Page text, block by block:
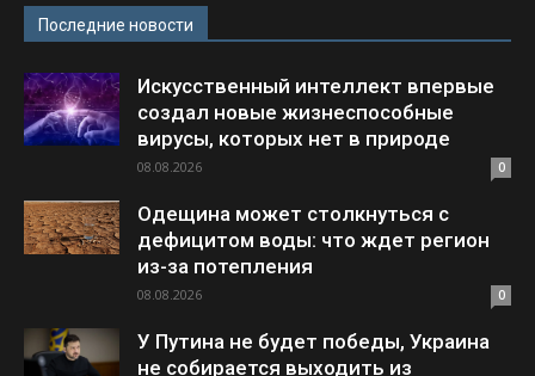
Последние новости
Искусственный интеллект впервые
создал новые жизнеспособные
вирусы, которых нет в природе
08.08.2026 0
Одещина может столкнуться с
дефицитом воды: что ждет регион
из-за потепления
08.08.2026 0
У Путина не будет победы, Украина
не собирается выходить из